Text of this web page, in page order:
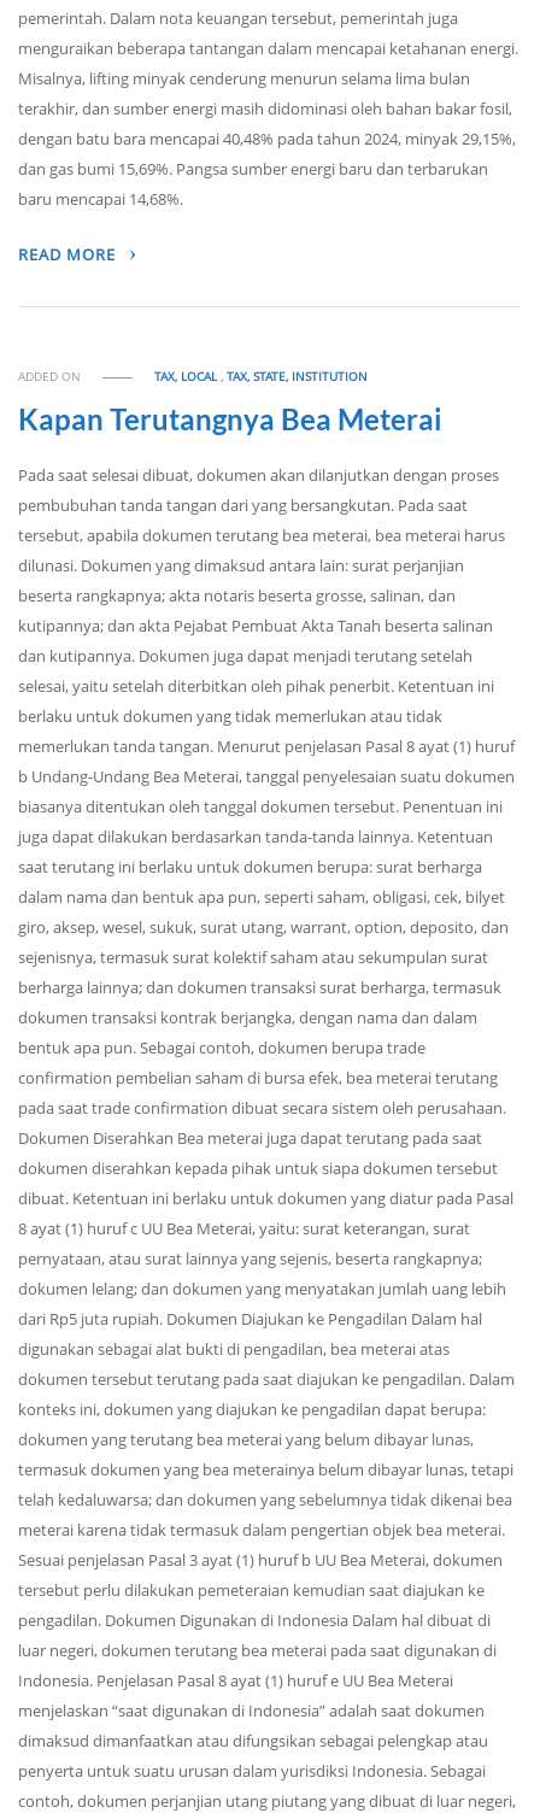
pemerintah. Dalam nota keuangan tersebut, pemerintah juga
menguraikan beberapa tantangan dalam mencapai ketahanan energi.
Misalnya, lifting minyak cenderung menurun selama lima bulan
terakhir, dan sumber energi masih didominasi oleh bahan bakar fosil,
dengan batu bara mencapai 40,48% pada tahun 2024, minyak 29,15%,
dan gas bumi 15,69%. Pangsa sumber energi baru dan terbarukan
baru mencapai 14,68%.
READ MORE
ADDED ON TAX, LOCAL,TAX, STATE, INSTITUTION
Kapan Terutangnya Bea Meterai
Pada saat selesai dibuat, dokumen akan dilanjutkan dengan proses
pembubuhan tanda tangan dari yang bersangkutan. Pada saat
tersebut, apabila dokumen terutang bea meterai, bea meterai harus
dilunasi. Dokumen yang dimaksud antara lain: surat perjanjian
beserta rangkapnya; akta notaris beserta grosse, salinan, dan
kutipannya; dan akta Pejabat Pembuat Akta Tanah beserta salinan
dan kutipannya. Dokumen juga dapat menjadi terutang setelah
selesai, yaitu setelah diterbitkan oleh pihak penerbit. Ketentuan ini
berlaku untuk dokumen yang tidak memerlukan atau tidak
memerlukan tanda tangan. Menurut penjelasan Pasal 8 ayat (1) huruf
b Undang-Undang Bea Meterai, tanggal penyelesaian suatu dokumen
biasanya ditentukan oleh tanggal dokumen tersebut. Penentuan ini
juga dapat dilakukan berdasarkan tanda-tanda lainnya. Ketentuan
saat terutang ini berlaku untuk dokumen berupa: surat berharga
dalam nama dan bentuk apa pun, seperti saham, obligasi, cek, bilyet
giro, aksep, wesel, sukuk, surat utang, warrant, option, deposito, dan
sejenisnya, termasuk surat kolektif saham atau sekumpulan surat
berharga lainnya; dan dokumen transaksi surat berharga, termasuk
dokumen transaksi kontrak berjangka, dengan nama dan dalam
bentuk apa pun. Sebagai contoh, dokumen berupa trade
confirmation pembelian saham di bursa efek, bea meterai terutang
pada saat trade confirmation dibuat secara sistem oleh perusahaan.
Dokumen Diserahkan Bea meterai juga dapat terutang pada saat
dokumen diserahkan kepada pihak untuk siapa dokumen tersebut
dibuat. Ketentuan ini berlaku untuk dokumen yang diatur pada Pasal
8 ayat (1) huruf c UU Bea Meterai, yaitu: surat keterangan, surat
pernyataan, atau surat lainnya yang sejenis, beserta rangkapnya;
dokumen lelang; dan dokumen yang menyatakan jumlah uang lebih
dari Rp5 juta rupiah. Dokumen Diajukan ke Pengadilan Dalam hal
digunakan sebagai alat bukti di pengadilan, bea meterai atas
dokumen tersebut terutang pada saat diajukan ke pengadilan. Dalam
konteks ini, dokumen yang diajukan ke pengadilan dapat berupa:
dokumen yang terutang bea meterai yang belum dibayar lunas,
termasuk dokumen yang bea meterainya belum dibayar lunas, tetapi
telah kedaluwarsa; dan dokumen yang sebelumnya tidak dikenai bea
meterai karena tidak termasuk dalam pengertian objek bea meterai.
Sesuai penjelasan Pasal 3 ayat (1) huruf b UU Bea Meterai, dokumen
tersebut perlu dilakukan pemeteraian kemudian saat diajukan ke
pengadilan. Dokumen Digunakan di Indonesia Dalam hal dibuat di
luar negeri, dokumen terutang bea meterai pada saat digunakan di
Indonesia. Penjelasan Pasal 8 ayat (1) huruf e UU Bea Meterai
menjelaskan “saat digunakan di Indonesia” adalah saat dokumen
dimaksud dimanfaatkan atau difungsikan sebagai pelengkap atau
penyerta untuk suatu urusan dalam yurisdiksi Indonesia. Sebagai
contoh, dokumen perjanjian utang piutang yang dibuat di luar negeri,